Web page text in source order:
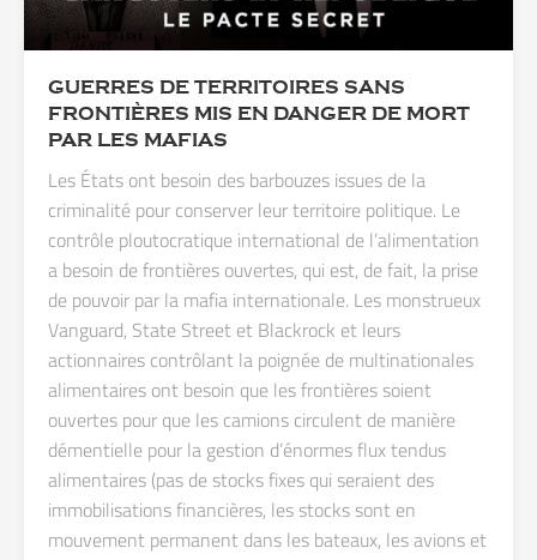
GUERRES DE TERRITOIRES SANS
FRONTIÈRES MIS EN DANGER DE MORT
PAR LES MAFIAS
Les États ont besoin des barbouzes issues de la
criminalité pour conserver leur territoire politique. Le
contrôle ploutocratique international de l’alimentation
a besoin de frontières ouvertes, qui est, de fait, la prise
de pouvoir par la mafia internationale. Les monstrueux
Vanguard, State Street et Blackrock et leurs
actionnaires contrôlant la poignée de multinationales
alimentaires ont besoin que les frontières soient
ouvertes pour que les camions circulent de manière
démentielle pour la gestion d’énormes flux tendus
alimentaires (pas de stocks fixes qui seraient des
immobilisations financières, les stocks sont en
mouvement permanent dans les bateaux, les avions et